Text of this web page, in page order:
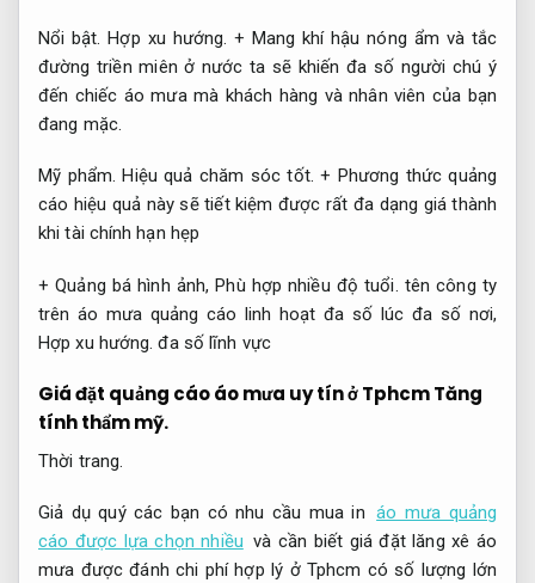
Nổi bật. Hợp xu hướng. + Mang khí hậu nóng ẩm và tắc
đường triền miên ở nước ta sẽ khiến đa số người chú ý
đến chiếc áo mưa mà khách hàng và nhân viên của bạn
đang mặc.
Mỹ phẩm. Hiệu quả chăm sóc tốt. + Phương thức quảng
cáo hiệu quả này sẽ tiết kiệm được rất đa dạng giá thành
khi tài chính hạn hẹp
+ Quảng bá hình ảnh,Phù hợp nhiều độ tuổi. tên công ty
trên áo mưa quảng cáo linh hoạt đa số lúc đa số nơi,
Hợp xu hướng. đa số lĩnh vực
Giá đặt quảng cáo áo mưa uy tín ở TphcmTăng
tính thẩm mỹ.
Thời trang.
Giả dụ quý các bạn có nhu cầu mua in áo mưa quảng
cáo được lựa chọn nhiều và cần biết giá đặt lăng xê áo
mưa được đánh chi phí hợp lý ở Tphcm có số lượng lớn